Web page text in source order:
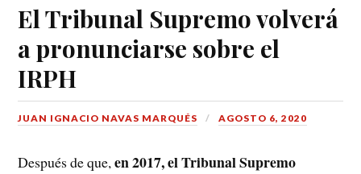
El Tribunal Supremo volverá
a pronunciarse sobre el
IRPH
JUAN IGNACIO NAVAS MARQUÉS AGOSTO 6, 2020
Después de que,en 2017, el Tribunal Supremo